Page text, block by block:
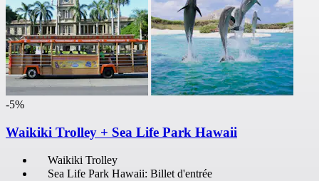
-5%
Waikiki Trolley + Sea Life Park Hawaii
Waikiki Trolley
Sea Life Park Hawaii: Billet d'entrée